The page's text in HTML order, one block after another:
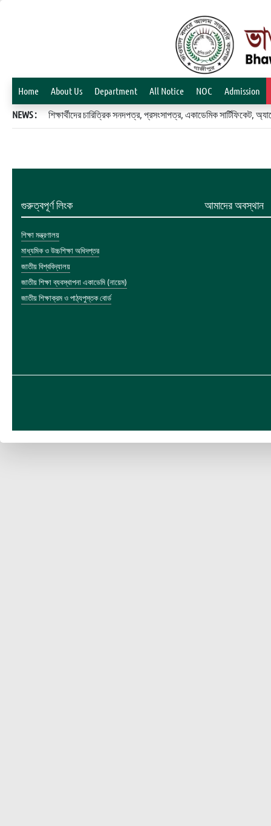
Home About Us Department All Notice NOC Admission
NEWS : শিক্ষার্থীদের চারিত্রিক সনদপত্র, প্রসংসাপত্র, একাডেমিক
গুরুত্বপূর্ণ লিংক
শিক্ষা মন্ত্রণালয়
মাধ্যমিক ও উচ্চশিক্ষা অধিদপ্তর
জাতীয় বিশ্ববিদ্যালয়
জাতীয় শিক্ষা ব্যবস্থাপনা একাডেমি (নায়েম)
জাতীয় শিক্ষাক্রম ও পাঠ্যপুস্তক বোর্ড
আমাদের অবস্থান